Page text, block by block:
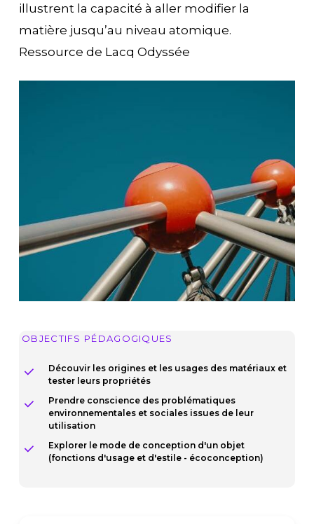
illustrent la capacité à aller modifier la
matière jusqu’au niveau atomique.
Ressource de Lacq Odyssée
OBJECTIFS PÉDAGOGIQUES
Découvir les origines et les usages des matériaux et
tester leurs propriétés
Prendre conscience des problématiques
environnementales et sociales issues de leur
utilisation
Explorer le mode de conception d'un objet
(fonctions d'usage et d'estile - écoconception)